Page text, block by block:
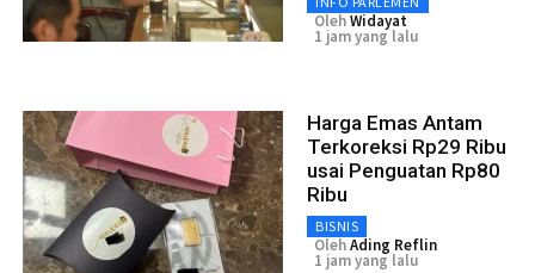
OlehWidayat
1 jam yang lalu
Harga Emas Antam
Terkoreksi Rp29 Ribu
usai Penguatan Rp80
Ribu
BISNIS
OlehAding Reflin
1 jam yang lalu